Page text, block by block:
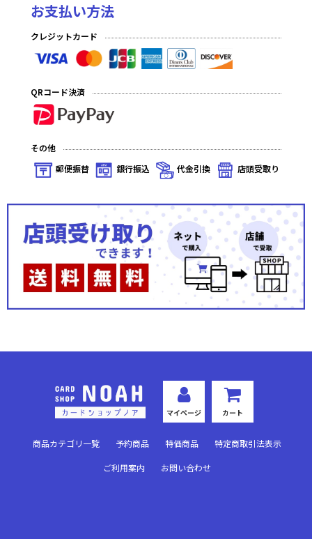
ご注文はうさぎですか？？ Vol.2
RIDDLE JOKER
りゅうおうのおしごと！
蒼の彼方のフォーリズム Vol.2
タユタマ2 After Stories＆縁りて此の葉は紅に
アホガール
OS：ダ・カーポ 3.00
Re:CREATORS
ノラと皇女と野良猫ハート
冴えない彼女の育てかた
ブレイブウィッチーズ
お支払い方法
クレジットカード
QRコード決済
その他
郵便振替
銀行振込 代金引換 店頭受取り
マイページ カート
商品カテゴリ一覧 予約商品 特価商品 特定商取引法表示
ご利用案内 お問い合わせ